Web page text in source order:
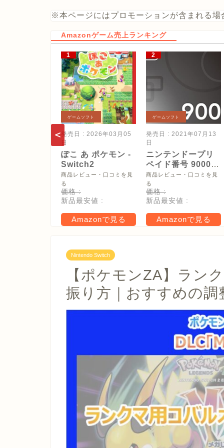
※本ページにはプロモーションが含まれる場
Amazonゲーム売上ランキング
ゲームソフト
発売日 : 2026年03月05
日
ぽこ あ ポケモン -
Switch2
商品レビュー・口コミを見
る
価格 :
新品最安値 :
Amazonで見る
ゲームソフト
発売日 : 2021年07月13
日
ニンテンドープリ
ペイド番号 9000
円|オンラインコー
ド版
商品レビュー・口コミを見
る
価格 :
新品最安値 :
Amazonで見る
Nintendo Switch
【ポケモンZA】ラン
振り方｜おすすめの調